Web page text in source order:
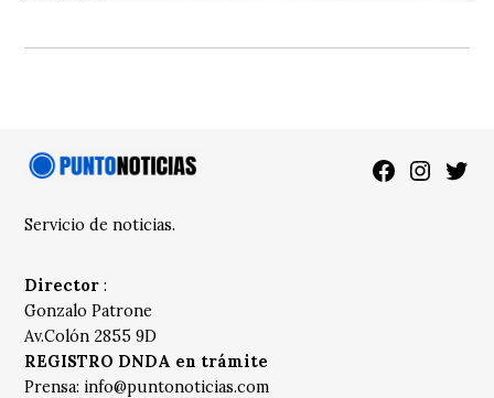
Facebook
Servicio de noticias.
Director :
Gonzalo Patrone
Av.Colón 2855 9D
REGISTRO DNDA en trámite
Prensa: info@puntonoticias.com